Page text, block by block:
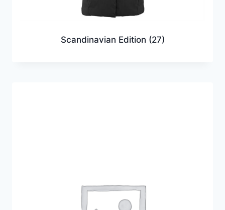
Scandinavian Edition (27)